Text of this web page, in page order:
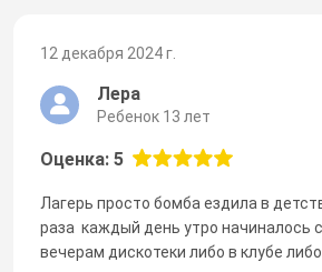
12 декабря 2024 г.
Лера
Ребенок 13 лет
Оценка: 5
Лагерь просто бомба ездила в
раза каждый день утро начиналось
вечерам дискотеки либо в клубе